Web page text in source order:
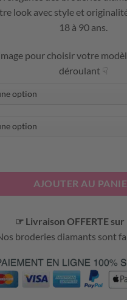
look avec style et
18 à 90 ans.
pour choisir votre
déroulant ☟
AJOUTER AU
☞ Livraison OFFERTE sur
broderies diamants sont